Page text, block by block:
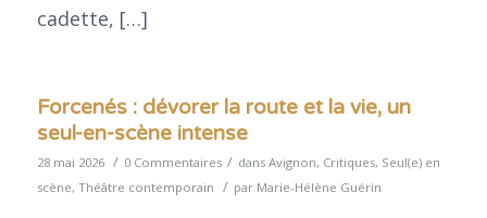
cadette, […]
Forcenés : dévorer la route et la vie, un
seul-en-scène intense
28 mai 2026 / 0 Commentaires / dans Avignon, Critiques, Seul(e) en
scène, Théâtre contemporain / par Marie-Hélène Guérin